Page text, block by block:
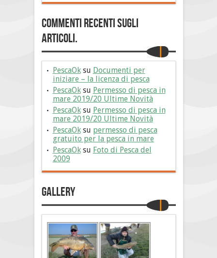
Commenti Recenti sugli
articoli.
PescaOksu Documenti per
iniziare – la licenza di pesca
PescaOksu Permesso di pesca in
mare 2019/20 Ultime Novità
PescaOksu Permesso di pesca in
mare 2019/20 Ultime Novità
PescaOksu permesso di pesca
gratuito per la pesca in mare
PescaOksu Foto di Pesca del
2009
Gallery